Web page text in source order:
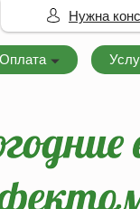
Оплата
Нужна